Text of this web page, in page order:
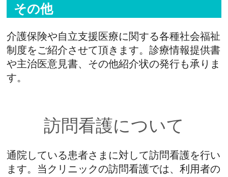
その他
介護保険や自立支援医療に関する各種社会福祉
制度をご紹介させて頂きます。診療情報提供書
や主治医意見書、その他紹介状の発行も承りま
す。
訪問看護について
通院している患者さまに対して訪問看護を行い
ます。当クリニックの訪問看護では、利用者の